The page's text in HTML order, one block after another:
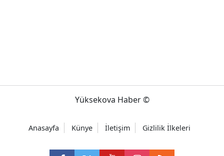
Yüksekova Haber ©
Anasayfa Künye İletişim Gizlilik İlkeleri